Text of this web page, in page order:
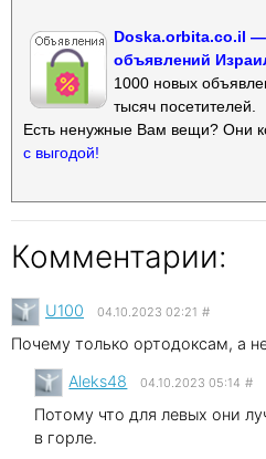
Doska.orbita.co.il
объявлений
1000 новых
тысяч посетителей.
Есть ненужные Вам вещи? Они
с выгодой!
Комментарии:
U100 04.10.2023 02:21 #
Почему только ортодоксам, а
Aleks48 04.10.2023 05:14 #
Потому что для левых они
в горле.